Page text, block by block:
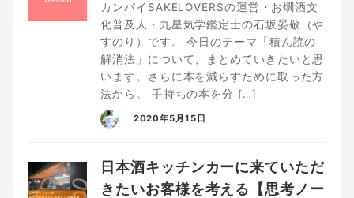
カンパイSAKELOVERSの運営・お燗酒文
化普及人・九星気学鑑定士の石坂晏敬（や
すのり）です。 今日のテーマ「積ん読の
解消法」について、まとめていきたいと思
います。さらに本を減らすために取った方
法から。 手持ちの本を分 […]
2020年5月15日
日本酒キッチンカーに来ていただ
きたいお客様を考える【思考ノー